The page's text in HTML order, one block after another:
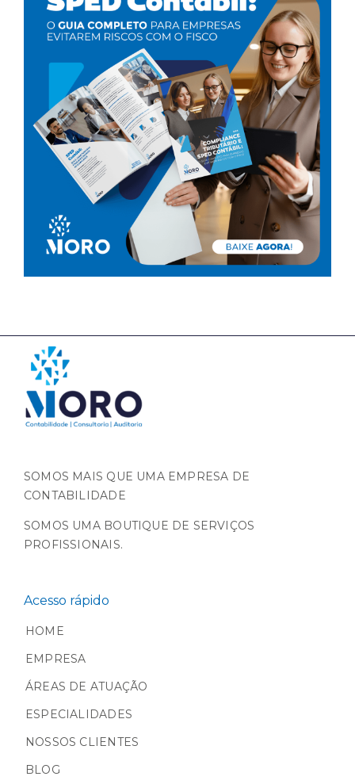
SOMOS MAIS QUE UMA EMPRESA DE
CONTABILIDADE
SOMOS UMA BOUTIQUE DE SERVIÇOS
PROFISSIONAIS.
Acesso rápido
HOME
EMPRESA
ÁREAS DE ATUAÇÃO
ESPECIALIDADES
NOSSOS CLIENTES
BLOG